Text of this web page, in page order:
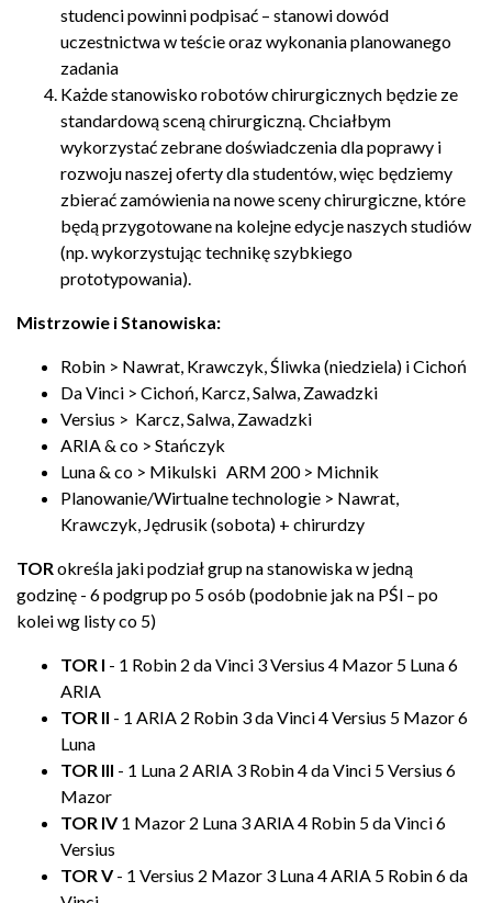
studenci powinni podpisać – stanowi dowód
uczestnictwa w teście oraz wykonania planowanego
zadania
Każde stanowisko robotów chirurgicznych będzie ze
standardową sceną chirurgiczną. Chciałbym
wykorzystać zebrane doświadczenia dla poprawy i
rozwoju naszej oferty dla studentów, więc będziemy
zbierać zamówienia na nowe sceny chirurgiczne, które
będą przygotowane na kolejne edycje naszych studiów
(np. wykorzystując technikę szybkiego
prototypowania).
Mistrzowie i Stanowiska:
Robin > Nawrat, Krawczyk, Śliwka (niedziela) i Cichoń
Da Vinci > Cichoń, Karcz, Salwa, Zawadzki
Versius > Karcz, Salwa, Zawadzki
ARIA & co > Stańczyk
Luna & co > Mikulski ARM 200 > Michnik
Planowanie/Wirtualne technologie > Nawrat,
Krawczyk, Jędrusik (sobota) + chirurdzy
TORokreśla jaki podział grup na stanowiska w jedną
godzinę - 6 podgrup po 5 osób (podobnie jak na PŚl – po
kolei wg listy co 5)
TOR I - 1 Robin 2 da Vinci 3 Versius 4 Mazor 5 Luna 6
ARIA
TOR II - 1 ARIA 2 Robin 3 da Vinci 4 Versius 5 Mazor 6
Luna
TOR III - 1 Luna 2 ARIA 3 Robin 4 da Vinci 5 Versius 6
Mazor
TOR IV1 Mazor 2 Luna 3 ARIA 4 Robin 5 da Vinci 6
Versius
TOR V- 1 Versius 2 Mazor 3 Luna 4 ARIA 5 Robin 6 da